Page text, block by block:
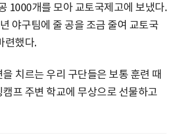
1000개를 모아 교토국제고에 보냈다.
야구팀에 줄 공을 조금 줄여 교토국
련했다.
치르는 우리 구단들은 보통 훈련 때
프 주변 학교에 무상으로 선물하고